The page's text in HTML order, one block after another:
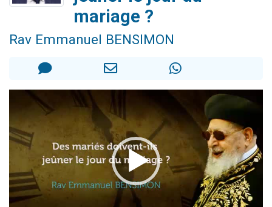
Ariel vient de donner son Maasser
Il reste 49 places pour étudier en groupe sur Zoom
mariage ?
Rav Emmanuel BENSIMON